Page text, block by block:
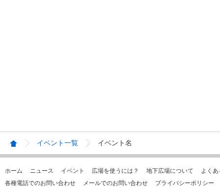
イベント一覧 イベント名
ホーム ニュース イベント 広場を使うには？ 地下広場について
よく
各種電話でのお問い合わせ
メールでのお問い合わせ プライバシーポリシー